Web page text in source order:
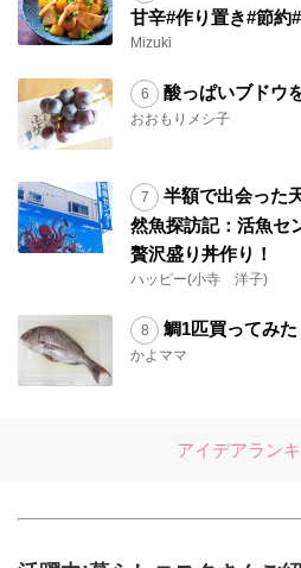
甘辛#作り置き#節約#
Mizuki
酸っぱいブドウ
おおもりメシ子
半額で出会った
然魚探訪記：活魚セ
贅沢盛り丼作り！
ハッピー(小寺 洋子)
鯛1匹買ってみた
かよママ
アイデアラン